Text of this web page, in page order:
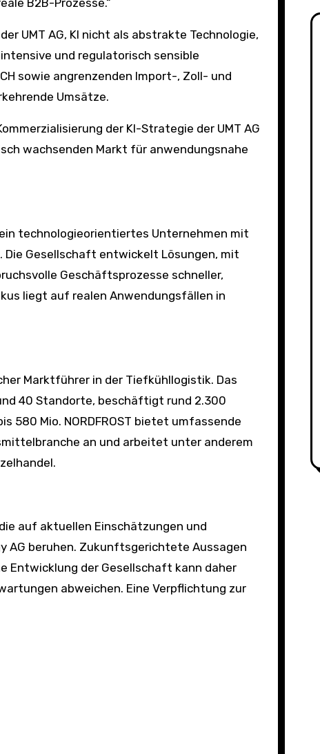
B2B-Prozesse.“
UMT AG, KI nicht als abstrakte Technologie,
und regulatorisch sensible
sowie angrenzenden Import-, Zoll- und
Umsätze.
der KI-Strategie der UMT AG
wachsenden Markt für anwendungsnahe
technologieorientiertes Unternehmen mit
Die Gesellschaft entwickelt Lösungen, mit
Geschäftsprozesse schneller,
liegt auf realen Anwendungsfällen in
Marktführer in der Tiefkühllogistik. Das
40 Standorte, beschäftigt rund 2.300
580 Mio. NORDFROST bietet umfassende
an und arbeitet unter anderem
auf aktuellen Einschätzungen und
AG beruhen. Zukunftsgerichtete Aussagen
Entwicklung der Gesellschaft kann daher
abweichen. Eine Verpflichtung zur